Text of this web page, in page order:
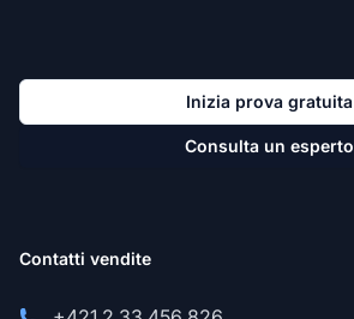
Inizia prova gratuita
Consulta un esperto
Contatti vendite